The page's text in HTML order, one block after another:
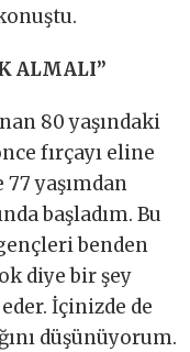
ALMALI”
80 yaşındaki
fırçayı eline
77 yaşımdan
başladım. Bu
benden
diye bir şey
İçinizde de
düşünüyorum.